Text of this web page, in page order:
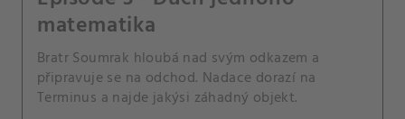
matematika
Bratr Soumrak hloubá nad svým odkazem a
připravuje se na odchod. Nadace dorazí na
Terminus a najde jakýsi záhadný objekt.